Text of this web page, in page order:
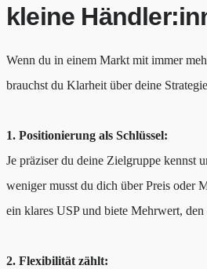
kleine
Wenn du in einem Markt mit immer
brauchst du Klarheit über deine
1. Positionierung als Schlüssel:
Je präziser du deine Zielgruppe kennst
weniger musst du dich über Preis oder
ein klares USP und biete Mehrwert, den
2. Flexibilität zählt: